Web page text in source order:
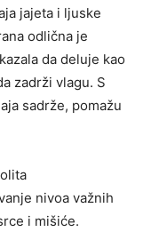
jajeta i ljuske
odlična je
da deluje kao
zadrži vlagu. S
sadrže, pomažu
nivoa važnih
i mišiće.